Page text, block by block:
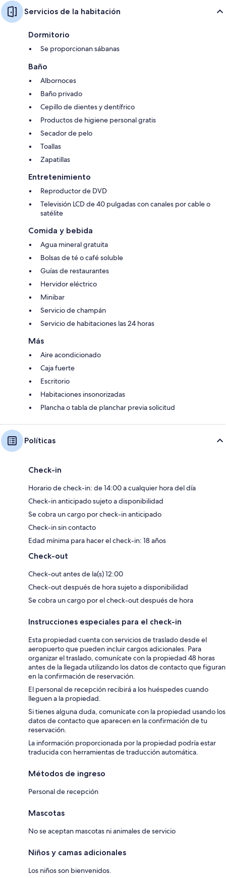
Servicios de la habitación
Dormitorio
Se proporcionan sábanas
Baño
Albornoces
Baño privado
Cepillo de dientes y dentífrico
Productos de higiene personal gratis
Secador de pelo
Toallas
Zapatillas
Entretenimiento
Reproductor de DVD
Televisión LCD de 40 pulgadas con canales por cable o
satélite
Comida y bebida
Agua mineral gratuita
Bolsas de té o café soluble
Guías de restaurantes
Hervidor eléctrico
Minibar
Servicio de champán
Servicio de habitaciones las 24 horas
Más
Aire acondicionado
Caja fuerte
Escritorio
Habitaciones insonorizadas
Plancha o tabla de planchar previa solicitud
Políticas
Check-in
Horario de check-in: de 14:00 a cualquier hora del día
Check-in anticipado sujeto a disponibilidad
Se cobra un cargo por check-in anticipado
Check-in sin contacto
Edad mínima para hacer el check-in: 18 años
Check-out
Check-out antes de la(s) 12:00
Check-out después de hora sujeto a disponibilidad
Se cobra un cargo por el check-out después de hora
Instrucciones especiales para el check-in
Esta propiedad cuenta con servicios de traslado desde el
aeropuerto que pueden incluir cargos adicionales. Para
organizar el traslado, comunícate con la propiedad 48 horas
antes de la llegada utilizando los datos de contacto que figuran
en la confirmación de reservación.
El personal de recepción recibirá a los huéspedes cuando
lleguen a la propiedad.
Si tienes alguna duda, comunícate con la propiedad usando los
datos de contacto que aparecen en la confirmación de tu
reservación.
La información proporcionada por la propiedad podría estar
traducida con herramientas de traducción automática.
Métodos de ingreso
Personal de recepción
Mascotas
No se aceptan mascotas ni animales de servicio
Niños y camas adicionales
Los niños son bienvenidos.